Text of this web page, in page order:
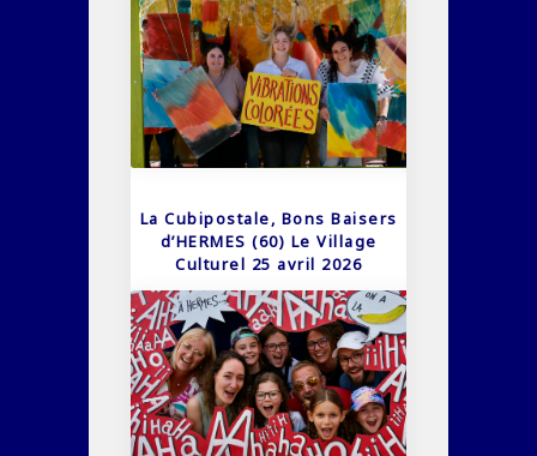
La Cubipostale, Bons Baisers
d’HERMES (60) Le Village
Culturel 25 avril 2026